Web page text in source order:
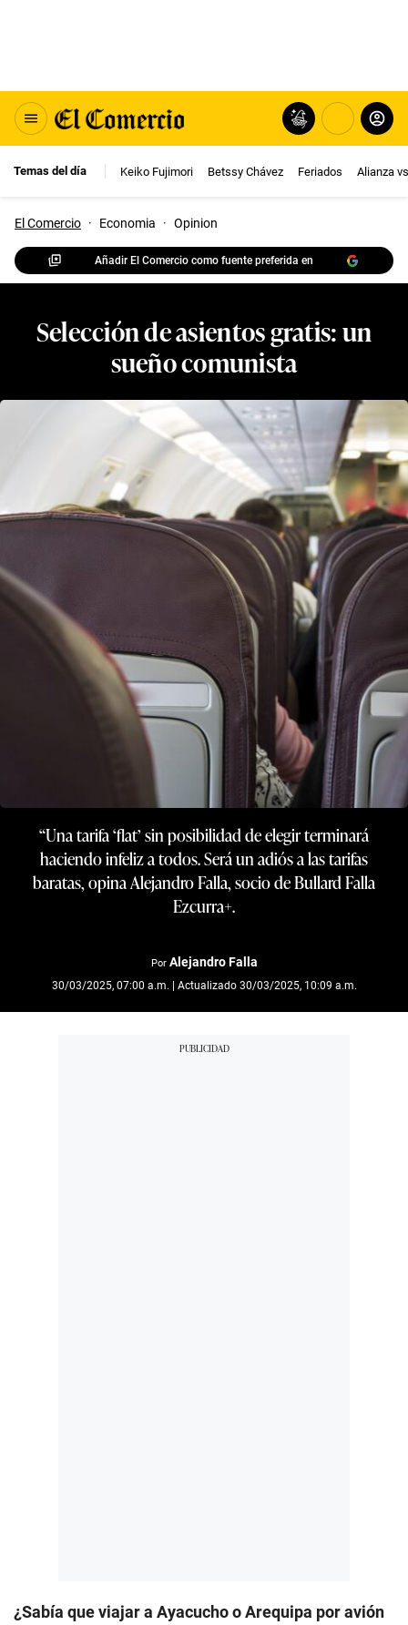
Temas del día Keiko Fujimori Betssy Chávez Feriados Alianza
El Comercio · Economia · Opinion
Añadir El Comercio como fuente preferida en
Selección de asientos gratis: un
sueño comunista
“Una tarifa ‘flat’ sin posibilidad de elegir terminará
haciendo infeliz a todos. Será un adiós a las tarifas
baratas, opina Alejandro Falla, socio de Bullard Falla
Ezcurra+.
Por Alejandro Falla
30/03/2025, 07:00 a.m. | Actualizado 30/03/2025, 10:09 a.m.
¿Sabía que viajar a Ayacucho o Arequipa por avión